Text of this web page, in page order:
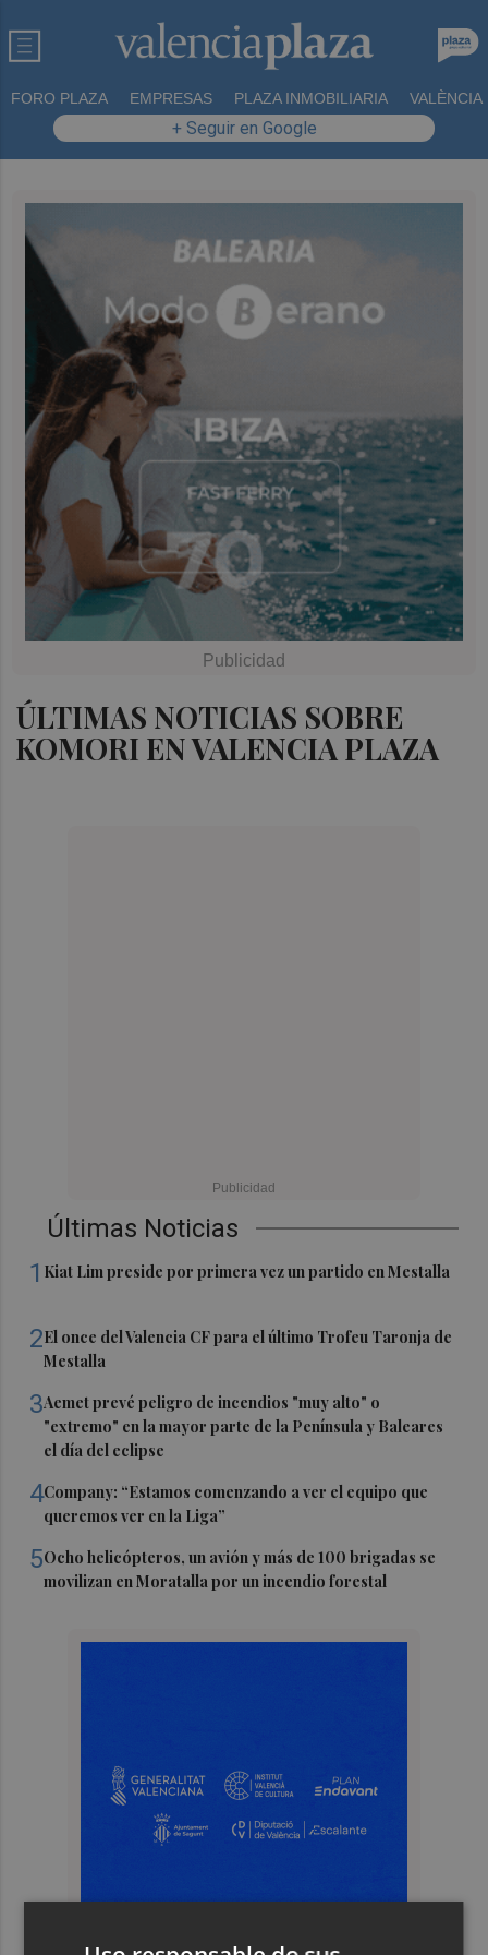
FORO PLAZA EMPRESAS PLAZA INMOBILIARIA VALÈNCIA
+ Seguir en Google
ÚLTIMAS NOTICIAS SOBRE
KOMORI EN VALENCIA PLAZA
Últimas Noticias
1 Kiat Lim preside por primera vez un partido en Mestalla
2El once del Valencia CF para el último Trofeu Taronja de
Mestalla
3Aemet prevé peligro de incendios "muy alto" o
"extremo" en la mayor parte de la Península y Baleares
el día del eclipse
4Company: “Estamos comenzando a ver el equipo que
queremos ver en la Liga”
5Ocho helicópteros, un avión y más de 100 brigadas se
movilizan en Moratalla por un incendio forestal